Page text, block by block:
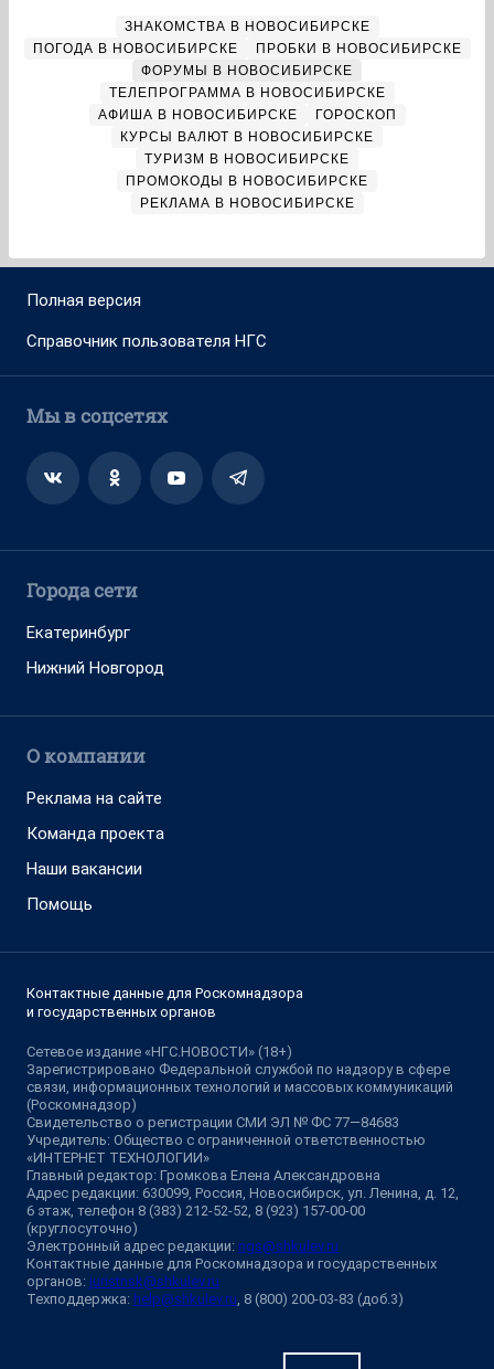
ЗНАКОМСТВА В НОВОСИБИРСКЕ
ПОГОДА В НОВОСИБИРСКЕ
ПРОБКИ В НОВОСИБИРСКЕ
ФОРУМЫ В НОВОСИБИРСКЕ
ТЕЛЕПРОГРАММА В НОВОСИБИРСКЕ
АФИША В НОВОСИБИРСКЕ
ГОРОСКОП
КУРСЫ ВАЛЮТ В НОВОСИБИРСКЕ
ТУРИЗМ В НОВОСИБИРСКЕ
ПРОМОКОДЫ В НОВОСИБИРСКЕ
РЕКЛАМА В НОВОСИБИРСКЕ
Полная версия
Справочник пользователя НГС
Мы в соцсетях
Города сети
Екатеринбург
Нижний Новгород
О компании
Реклама на сайте
Команда проекта
Наши вакансии
Помощь
Контактные данные для Роскомнадзора
и государственных органов
Сетевое издание «НГС.НОВОСТИ» (18+)
Зарегистрировано Федеральной службой по надзору в сфере
связи, информационных технологий и массовых коммуникаций
(Роскомнадзор)
Свидетельство о регистрации СМИ ЭЛ № ФС 77—84683
Учредитель: Общество с ограниченной ответственностью
«ИНТЕРНЕТ ТЕХНОЛОГИИ»
Главный редактор: Громкова Елена Александровна
Адрес редакции: 630099, Россия, Новосибирск, ул. Ленина, д. 12,
6 этаж, телефон 8 (383) 212-52-52, 8 (923) 157-00-00
(круглосуточно)
Электронный адрес редакции: ngs@shkulev.ru
Контактные данные для Роскомнадзора и государственных
органов: juristnsk@shkulev.ru
Техподдержка: help@shkulev.ru , 8 (800) 200-03-83 (доб.3)